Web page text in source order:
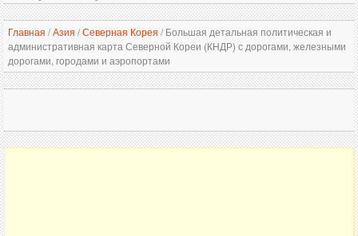
Главная /Азия /Северная Корея /Большая детальная политическая и
административная карта Северной Кореи (КНДР) с дорогами, железными
дорогами, городами и аэропортами